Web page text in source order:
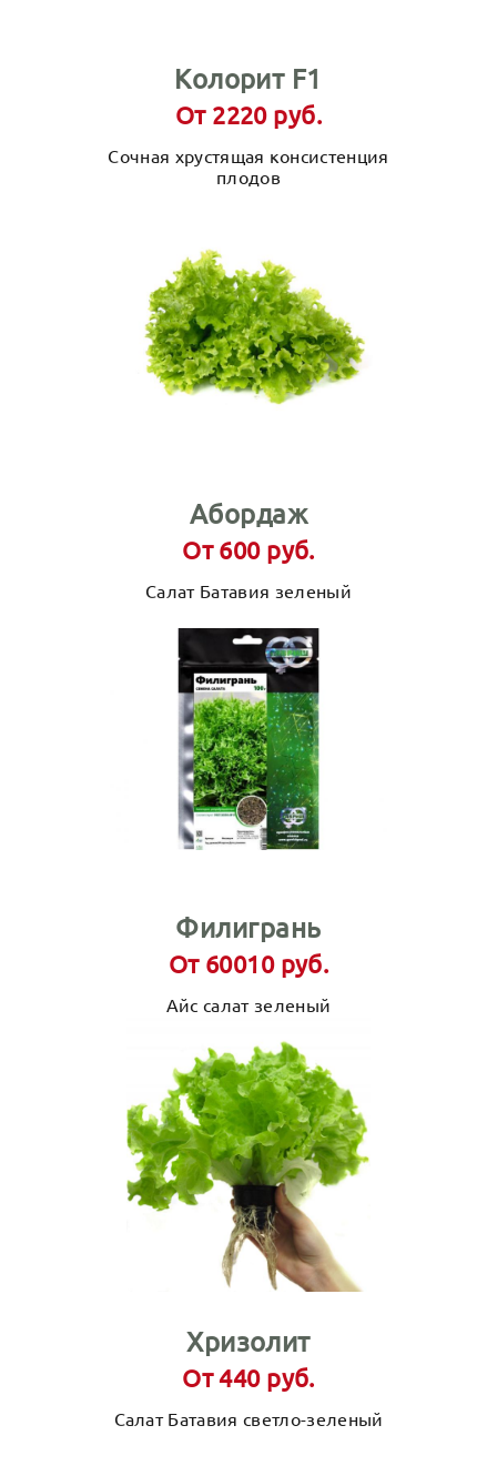
Колорит F1
От 2220 руб.
Сочная хрустящая консистенция
плодов
Абордаж
От 600 руб.
Салат Батавия зеленый
Филигрань
От 60010 руб.
Айс салат зеленый
Хризолит
От 440 руб.
Салат Батавия светло-зеленый